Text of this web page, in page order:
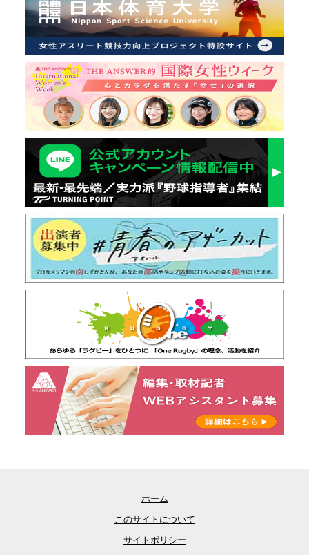
ホーム
このサイトについて
サイトポリシー